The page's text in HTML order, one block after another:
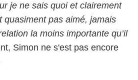
je ne sais quoi et clairement
quasiment pas aimé, jamais
la moins importante qu’il
Simon ne s'est pas encore